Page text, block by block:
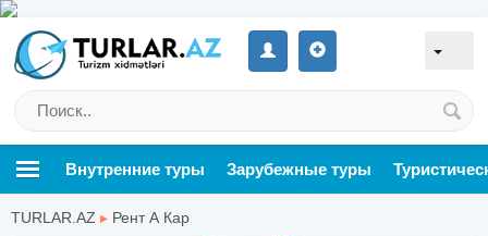
Внутренние туры Зарубежные туры
TURLAR.AZ ▸ Рент А Кар